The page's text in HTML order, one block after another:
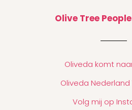
Olive Tree
Oliveda komt
Oliveda
Volg mij op